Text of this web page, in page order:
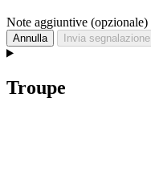
Note aggiuntive (opzionale)
Annulla Invia segnalazione
Troupe